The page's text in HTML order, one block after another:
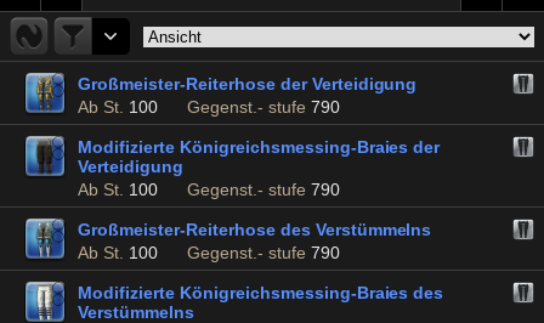
Großmeister-Reiterhose der Verteidigung
Ab St. 100 Gegenst.- stufe 790
Modifizierte Königreichsmessing-Braies der
Verteidigung
Ab St. 100 Gegenst.- stufe 790
Großmeister-Reiterhose des Verstümmelns
Ab St. 100 Gegenst.- stufe 790
Modifizierte Königreichsmessing-Braies des
Verstümmelns